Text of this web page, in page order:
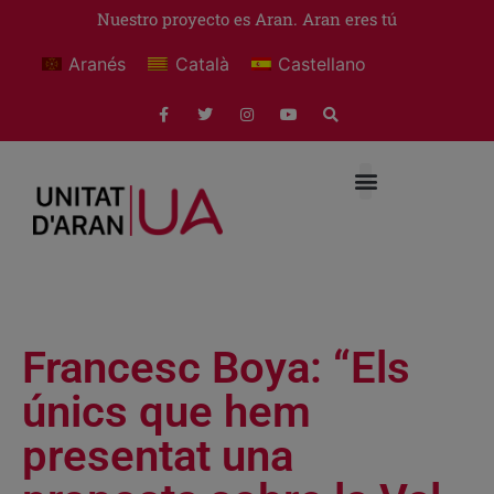
Nuestro proyecto es Aran. Aran eres tú
Aranés Català Castellano
Francesc Boya: “Els
únics que hem
presentat una